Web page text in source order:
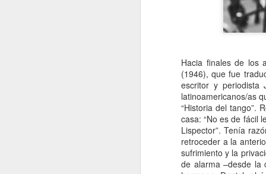
Hacia finales de los
(1946), que fue
escritor y periodista
latinoamericanos/as
“Historia del tango”.
casa: “No es de fácil
Lispector”. Tenía
retroceder a la
sufrimiento y la
de alarma –desde la